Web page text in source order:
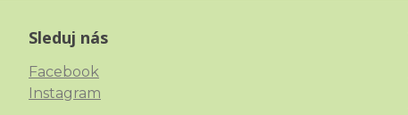
Sleduj nás
Facebook
Instagram